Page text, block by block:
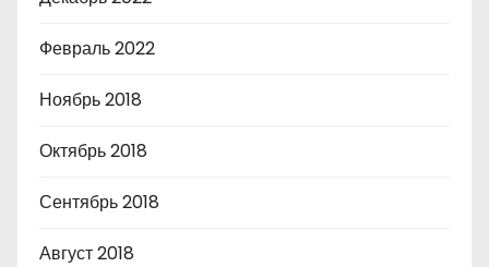
Февраль 2022
Ноябрь 2018
Октябрь 2018
Сентябрь 2018
Август 2018